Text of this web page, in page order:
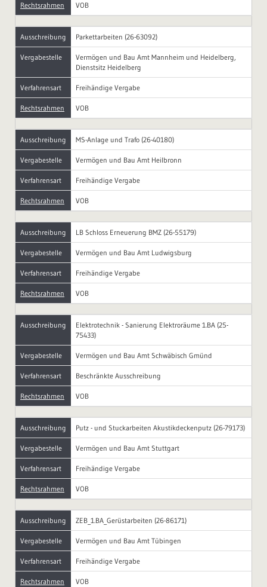
Rechtsrahmen VOB
Ausschreibung Parkettarbeiten (26-63092)
Vergabestelle
Vermögen und Bau Amt Mannheim und Heidelberg,
Dienstsitz Heidelberg
Verfahrensart Freihändige Vergabe
Rechtsrahmen VOB
Ausschreibung MS-Anlage und Trafo (26-40180)
Vergabestelle Vermögen und Bau Amt Heilbronn
Verfahrensart Freihändige Vergabe
Rechtsrahmen VOB
Ausschreibung LB Schloss Erneuerung BMZ (26-55179)
Vergabestelle Vermögen und Bau Amt Ludwigsburg
Verfahrensart Freihändige Vergabe
Rechtsrahmen VOB
Ausschreibung
Elektrotechnik - Sanierung Elektroräume 1.BA (25-
75433)
Vergabestelle Vermögen und Bau Amt Schwäbisch Gmünd
Verfahrensart Beschränkte Ausschreibung
Rechtsrahmen VOB
Ausschreibung Putz - und Stuckarbeiten Akustikdeckenputz (26-79173)
Vergabestelle Vermögen und Bau Amt Stuttgart
Verfahrensart Freihändige Vergabe
Rechtsrahmen VOB
Ausschreibung ZEB_1.BA_Gerüstarbeiten (26-86171)
Vergabestelle Vermögen und Bau Amt Tübingen
Verfahrensart Freihändige Vergabe
Rechtsrahmen VOB